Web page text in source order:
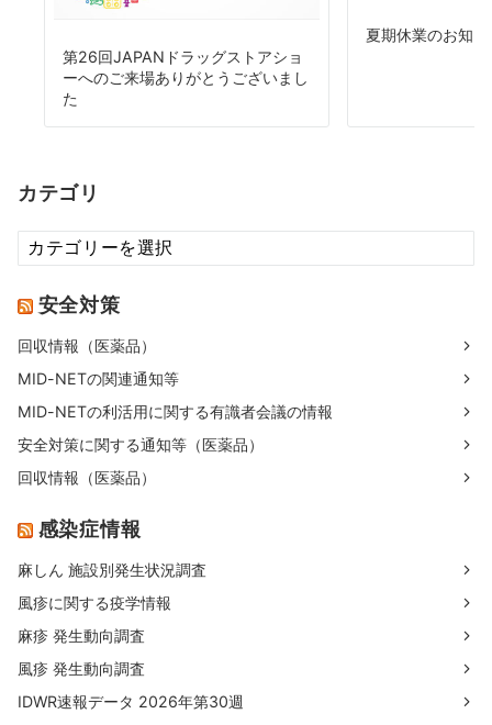
第26回JAPANドラッグストアショ
ーへのご来場ありがとうございまし
た
夏期休業のお知ら
カテゴリ
カ
テ
リ 安全対策
回収情報（医薬品）
MID-NETの関連通知等
MID-NETの利活用に関する有識者会議の情報
安全対策に関する通知等（医薬品）
回収情報（医薬品）
感染症情報
麻しん 施設別発生状況調査
風疹に関する疫学情報
麻疹 発生動向調査
風疹 発生動向調査
IDWR速報データ 2026年第30週